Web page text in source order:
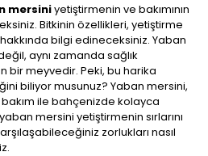
mersiniyetiştirmenin ve bakımının
Bitkinin özellikleri, yetiştirme
bilgi edineceksiniz. Yaban
aynı zamanda sağlık
bir meyvedir. Peki, bu harika
biliyor musunuz? Yaban mersini,
ile bahçenizde kolayca
mersini yetiştirmenin sırlarını
zorlukları nasıl